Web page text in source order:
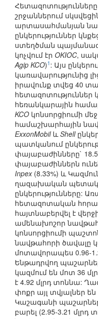
շրջաններում
արտասահմանյան
ընկերություններ
ստեղծման
կոչվում էր OKIOC,
Agip KCO)1 : Այս
կառավարությունից
իրավունք տվեց 40
հետազոտություններ
հեռանկարային
KCO կոնսորցիումի
համաշխարհային
ExxonMobilևShell
պատկանում
փայաբաժինները`
փայաբաժիններն
Inpex(8.33%) և
ղազախական
ընկերությունները:
հետազոտական
հայտնաբերվել է
ամենախոշոր
կոնսորցիումի
նավթահորի ծավալը
մոտավորապես 0.96-
Ենթադրվող
կազմում են մոտ 36
է 4.92 մլրդ տոննա:
փոքր այլ տվյալներ
Կաշագանի պաշարներն
բարել (2.95-3.21